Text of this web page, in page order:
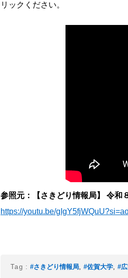
リックください。
参照元：【さきどり情報局】 令和
https://youtu.be/
Tag : #さきどり情報局, #佐賀大学, #